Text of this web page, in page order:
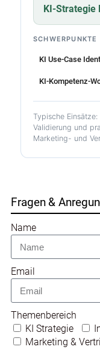
KI-Strategie
SCHWERPUNKTE
KI Use-Case
KI-Kompetenz-
Typische Einsätze:
Validierung und
Marketing- und
Fragen &
Name
Email
Themenbereich
KI Strategie
Marketing &